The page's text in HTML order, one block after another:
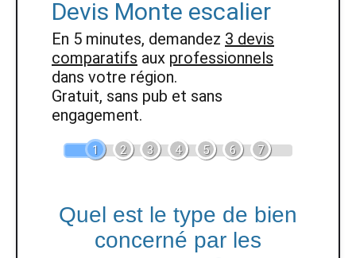
Devis Monte escalier
En 5 minutes, demandez 3 devis
comparatifs aux professionnels
dans votre région.
Gratuit, sans pub et sans
engagement.
1 2 3 4 5 6 7
Quel est le type de bien
concerné par les